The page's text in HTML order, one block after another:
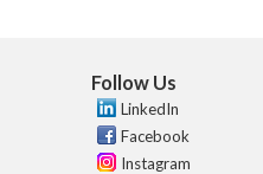
Follow Us
LinkedIn
Facebook
Instagram